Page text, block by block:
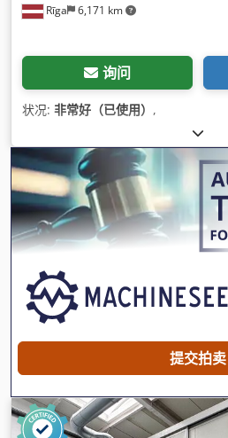
Rīga 6,171 km
询问
状况: 非常好（已使用） ,
提交拍卖